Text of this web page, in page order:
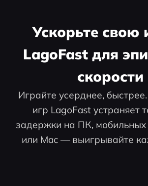
Ускорьте свою
LagoFast для
скорости
Играйте усерднее,
игр LagoFast устраняет
задержки на ПК, мобильных
или Mac — выигрывайте